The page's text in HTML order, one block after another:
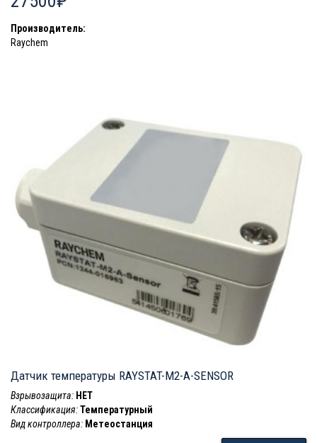
Производитель:
Raychem
Датчик температуры RAYSTAT-M2-A-SENSOR
Взрывозащита: НЕТ
Классификация:Температурный
Вид контроллера: Метеостанция